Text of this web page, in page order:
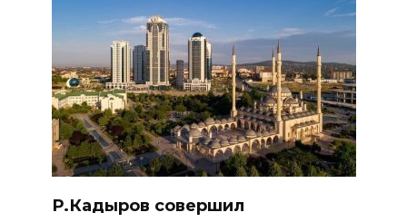
Р.Кадыров совершил